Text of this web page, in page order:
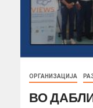
ОРГАНИЗАЦИЈА
ВО